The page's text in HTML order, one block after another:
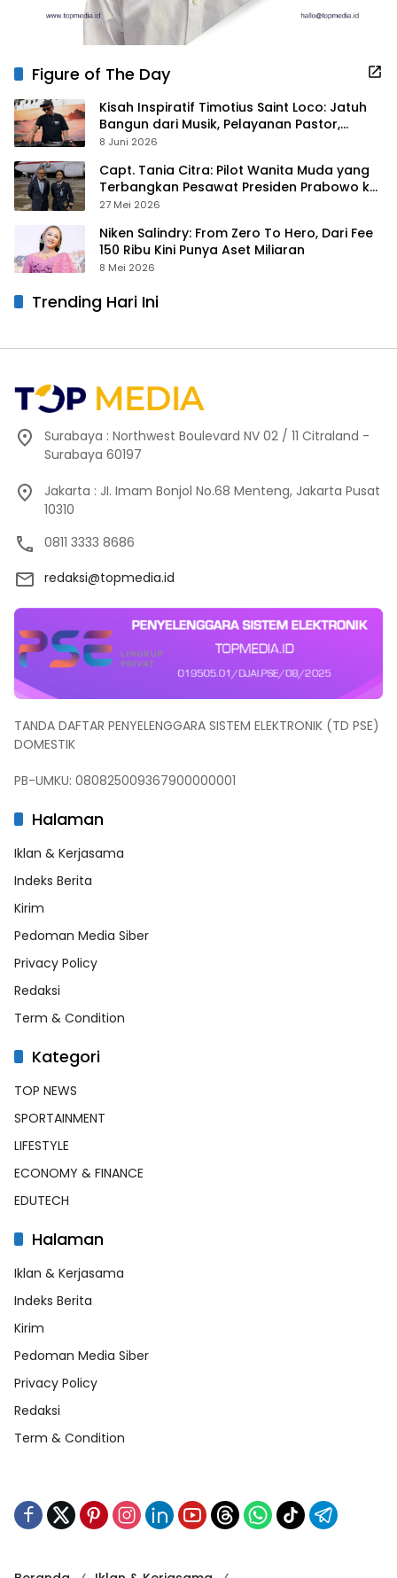
Figure of The Day
Kisah Inspiratif Timotius Saint Loco: Jatuh
Bangun dari Musik, Pelayanan Pastor,
hingga Gurita Bisnis Sambal Babon
8 Juni 2026
Capt. Tania Citra: Pilot Wanita Muda yang
Terbangkan Pesawat Presiden Prabowo ke
Prancis
27 Mei 2026
Niken Salindry: From Zero To Hero, Dari Fee
150 Ribu Kini Punya Aset Miliaran
8 Mei 2026
Trending Hari Ini
Surabaya : Northwest Boulevard NV 02 / 11 Citraland -
Surabaya 60197
Jakarta : JI. Imam Bonjol No.68 Menteng, Jakarta Pusat
10310
0811 3333 8686
redaksi@topmedia.id
TANDA DAFTAR PENYELENGGARA SISTEM ELEKTRONIK (TD PSE)
DOMESTIK
PB-UMKU: 080825009367900000001
Halaman
Iklan & Kerjasama
Indeks Berita
Kirim
Pedoman Media Siber
Privacy Policy
Redaksi
Term & Condition
Kategori
TOP NEWS
SPORTAINMENT
LIFESTYLE
ECONOMY & FINANCE
EDUTECH
Halaman
Iklan & Kerjasama
Indeks Berita
Kirim
Pedoman Media Siber
Privacy Policy
Redaksi
Term & Condition